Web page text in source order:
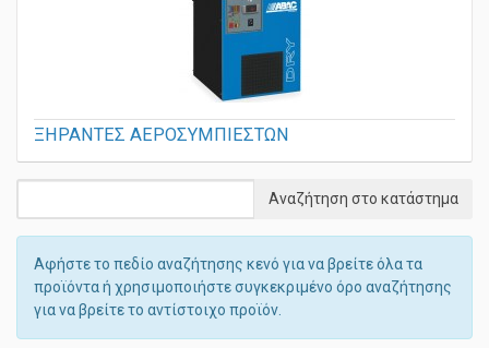
ΞΗΡΑΝΤΕΣ ΑΕΡΟΣΥΜΠΙΕΣΤΩΝ
Αφήστε το πεδίο αναζήτησης κενό για να βρείτε όλα τα
προϊόντα ή χρησιμοποιήστε συγκεκριμένο όρο αναζήτησης
για να βρείτε το αντίστοιχο προϊόν.